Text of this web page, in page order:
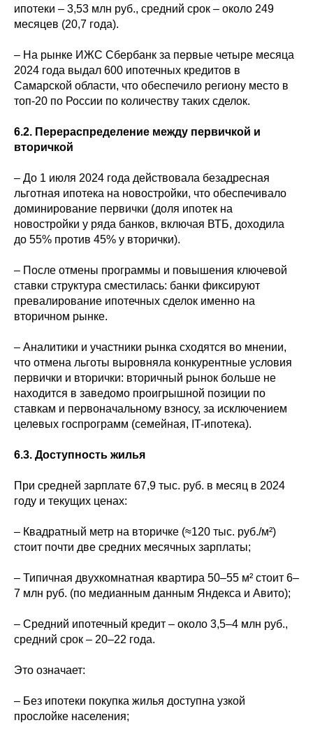
ипотеки – 3,53 млн руб., средний срок – около 249
месяцев (20,7 года).
– На рынке ИЖС Сбербанк за первые четыре месяца
2024 года выдал 600 ипотечных кредитов в
Самарской области, что обеспечило региону место в
топ-20 по России по количеству таких сделок.
6.2. Перераспределение между первичкой и
вторичкой
– До 1 июля 2024 года действовала безадресная
льготная ипотека на новостройки, что обеспечивало
доминирование первички (доля ипотек на
новостройки у ряда банков, включая ВТБ, доходила
до 55% против 45% у вторички).
– После отмены программы и повышения ключевой
ставки структура сместилась: банки фиксируют
превалирование ипотечных сделок именно на
вторичном рынке.
– Аналитики и участники рынка сходятся во мнении,
что отмена льготы выровняла конкурентные условия
первички и вторички: вторичный рынок больше не
находится в заведомо проигрышной позиции по
ставкам и первоначальному взносу, за исключением
целевых госпрограмм (семейная, IT-ипотека).
6.3. Доступность жилья
При средней зарплате 67,9 тыс. руб. в месяц в 2024
году и текущих ценах:
– Квадратный метр на вторичке (≈120 тыс. руб./м²)
стоит почти две средних месячных зарплаты;
– Типичная двухкомнатная квартира 50–55 м² стоит 6–
7 млн руб. (по медианным данным Яндекса и Авито);
– Средний ипотечный кредит – около 3,5–4 млн руб.,
средний срок – 20–22 года.
Это означает:
– Без ипотеки покупка жилья доступна узкой
прослойке населения;